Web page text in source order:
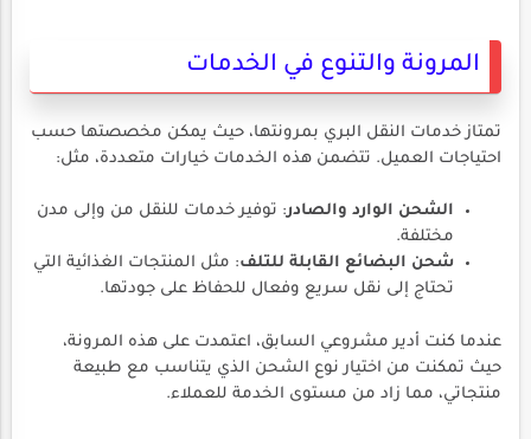
المرونة والتنوع في الخدمات
تمتاز خدمات النقل البري بمرونتها، حيث يمكن مخصصتها حسب
احتياجات العميل. تتضمن هذه الخدمات خيارات متعددة، مثل:
الشحن الوارد والصادر: توفير خدمات للنقل من وإلى مدن
مختلفة.
شحن البضائع القابلة للتلف: مثل المنتجات الغذائية التي
تحتاج إلى نقل سريع وفعال للحفاظ على جودتها.
عندما كنت أدير مشروعي السابق، اعتمدت على هذه المرونة،
حيث تمكنت من اختيار نوع الشحن الذي يتناسب مع طبيعة
منتجاتي، مما زاد من مستوى الخدمة للعملاء.